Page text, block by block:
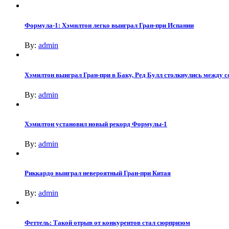
Формула-1: Хэмилтон легко выиграл Гран-при Испании
By: admin
Хэмилтон выиграл Гран-при в Баку, Ред Булл столкнулись между
By: admin
Хэмилтон установил новый рекорд Формулы-1
By: admin
Риккардо выиграл невероятный Гран-при Китая
By: admin
Феттель: Такой отрыв от конкурентов стал сюрпризом